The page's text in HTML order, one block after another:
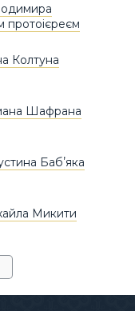
Колтуна
Шафрана
Бабʼяка
Микити